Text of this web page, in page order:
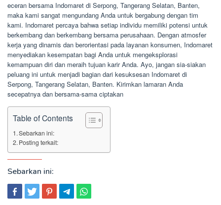
eceran bersama Indomaret di Serpong, Tangerang Selatan, Banten,
maka kami sangat mengundang Anda untuk bergabung dengan tim
kami. Indomaret percaya bahwa setiap individu memiliki potensi untuk
berkembang dan berkembang bersama perusahaan. Dengan atmosfer
kerja yang dinamis dan berorientasi pada layanan konsumen, Indomaret
menyediakan kesempatan bagi Anda untuk mengeksplorasi
kemampuan diri dan meraih tujuan karir Anda. Ayo, jangan sia-siakan
peluang ini untuk menjadi bagian dari kesuksesan Indomaret di
Serpong, Tangerang Selatan, Banten. Kirimkan lamaran Anda
secepatnya dan bersama-sama ciptakan
Table of Contents
Sebarkan ini:
Posting terkait:
Sebarkan ini: